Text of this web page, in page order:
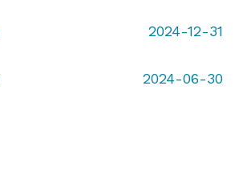
2024-12-31
2024-06-30